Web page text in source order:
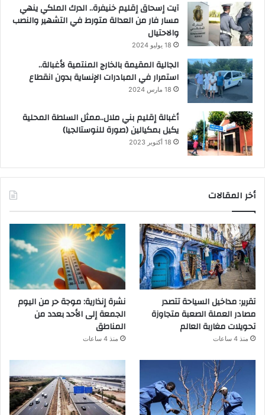
آيت إسحاق إقليم خنيفرة.. الدرك الملكي ينهي
مسار فار من العدالة متورط في التشهير والنصب
والاحتيال
18 يوليو 2024
الجالية المقيمة بالخارج المنتمية لأغبالة..
استمرار في المبادرات الإنساية بدون انقطاع
18 مارس 2024
أغبالة إقليم بني ملال..ممثل السلطة المحلية
يكيل بمكيالين (صورة للنوستالجيا)
18 أكتوبر 2023
أخر المقالات
تقرير: مداخيل السياحة تتصدر
مصادر العملة الصعبة متجاوزة
تحويلات مغاربة العالم
منذ 4 ساعات
نشرة إنذارية: موجة حر من اليوم
الجمعة إلى الأحد بعدد من
المناطق
منذ 4 ساعات